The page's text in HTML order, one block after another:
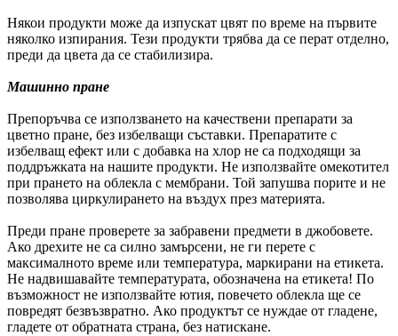
Някои продукти може да изпускат цвят по време на първите
няколко изпирания. Тези продукти трябва да се перат отделно,
преди да цвета да се стабилизира.
Машинно пране
Препоръчва се използването на качествени препарати за
цветно пране, без избелващи съставки. Препаратите с
избелващ ефект или с добавка на хлор не са подходящи за
поддръжката на нашите продукти. Не използвайте омекотител
при прането на облекла с мембрани. Той запушва порите и не
позволява циркулирането на въздух през материята.
Преди пране проверете за забравени предмети в джобовете.
Ако дрехите не са силно замърсени, не ги перете с
максималното време или температура, маркирани на етикета.
Не надвишавайте температурата, обозначена на етикета! По
възможност не използвайте ютия, повечето облекла ще се
повредят безвъзвратно. Ако продуктът се нуждае от гладене,
гладете от обратната страна, без натискане.